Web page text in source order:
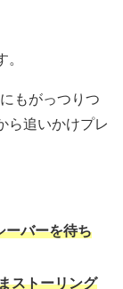
もがっつりつ
ら追いかけプレ
ーバーを待ち
ストーリング